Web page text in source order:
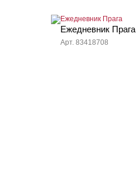
Ежедневник Прага
Арт. 83418708